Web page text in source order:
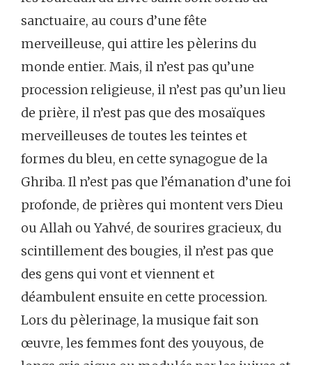
sanctuaire, au cours d’une fête
merveilleuse, qui attire les pèlerins du
monde entier. Mais, il n’est pas qu’une
procession religieuse, il n’est pas qu’un lieu
de prière, il n’est pas que des mosaïques
merveilleuses de toutes les teintes et
formes du bleu, en cette synagogue de la
Ghriba. Il n’est pas que l’émanation d’une foi
profonde, de prières qui montent vers Dieu
ou Allah ou Yahvé, de sourires gracieux, du
scintillement des bougies, il n’est pas que
des gens qui vont et viennent et
déambulent ensuite en cette procession.
Lors du pèlerinage, la musique fait son
œuvre, les femmes font des youyous, de